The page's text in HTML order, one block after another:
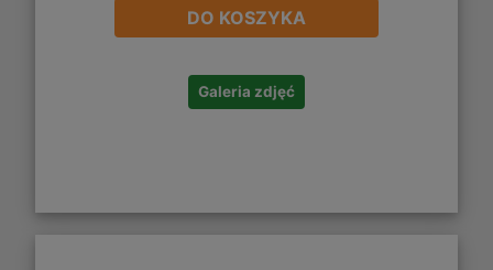
DO KOSZYKA
Galeria zdjęć